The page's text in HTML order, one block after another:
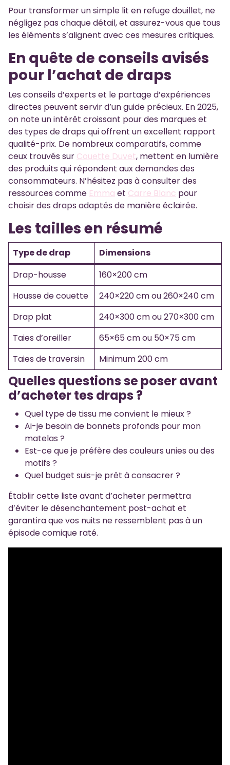
Pour transformer un simple lit en refuge douillet, ne
négligez pas chaque détail, et assurez-vous que tous
les éléments s’alignent avec ces mesures critiques.
En quête de conseils avisés
pour l’achat de draps
Les conseils d’experts et le partage d’expériences
directes peuvent servir d’un guide précieux. En 2025,
on note un intérêt croissant pour des marques et
des types de draps qui offrent un excellent rapport
qualité-prix. De nombreux comparatifs, comme
ceux trouvés sur Couette Duvet, mettent en lumière
des produits qui répondent aux demandes des
consommateurs. N’hésitez pas à consulter des
ressources comme Emma et Carre Blanc pour
choisir des draps adaptés de manière éclairée.
Les tailles en résumé
Type de drap
Dimensions
Drap-housse
160×200 cm
Housse de couette
240×220 cm ou 260×240 cm
Drap plat
240×300 cm ou 270×300 cm
Taies d’oreiller
65×65 cm ou 50×75 cm
Taies de traversin
Minimum 200 cm
Quelles questions se poser avant
d’acheter tes draps ?
Quel type de tissu me convient le mieux ?
Ai-je besoin de bonnets profonds pour mon
matelas ?
Est-ce que je préfère des couleurs unies ou des
motifs ?
Quel budget suis-je prêt à consacrer ?
Établir cette liste avant d’acheter permettra
d’éviter le désenchantement post-achat et
garantira que vos nuits ne ressemblent pas à un
épisode comique raté.